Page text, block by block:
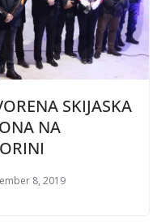
SKIJASKA
NA
8, 2019